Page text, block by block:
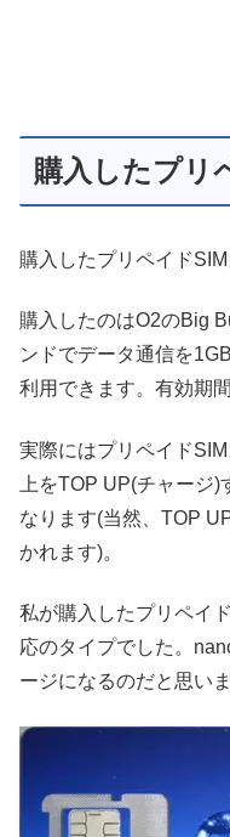
購入したプリ
購入したプリペイド
購入したのはO2のBig
ンドでデータ通信を
利用できます。有効期
実際にはプリペイド
上をTOP UP(チャージ
なります(当然、TOP
かれます)。
私が購入したプリペイ
応のタイプでした。
ージになるのだと思いま